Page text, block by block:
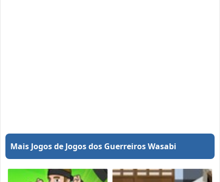
Mais Jogos de Jogos dos Guerreiros Wasabi